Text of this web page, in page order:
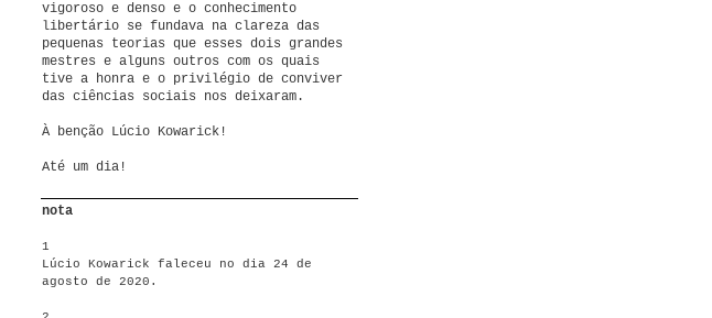
vigoroso e denso e o conhecimento
libertário se fundava na clareza das
pequenas teorias que esses dois grandes
mestres e alguns outros com os quais
tive a honra e o privilégio de conviver
das ciências sociais nos deixaram.
À benção Lúcio Kowarick!
Até um dia!
nota
1
Lúcio Kowarick faleceu no dia 24 de
agosto de 2020.